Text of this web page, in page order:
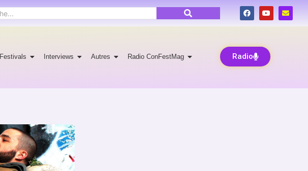
Festivals Interviews Autres Radio ConFestMag Radio